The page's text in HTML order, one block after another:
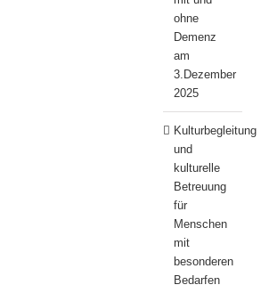
ohne
Demenz
am
3.Dezember
2025
Kulturbegleitung
und
kulturelle
Betreuung
für
Menschen
mit
besonderen
Bedarfen